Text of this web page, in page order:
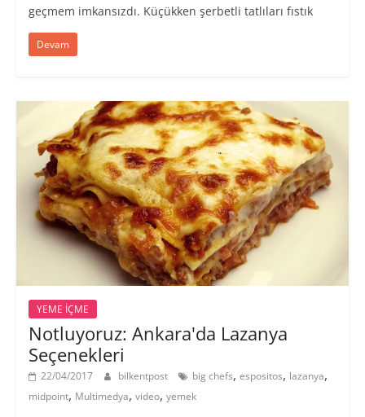
geçmem imkansızdı. Küçükken şerbetli tatlıları fıstık
Devam
YEME İÇME
Notluyoruz: Ankara'da Lazanya
Seçenekleri
22/04/2017 bilkentpost big chefs, espositos, lazanya,
midpoint, Multimedya, video, yemek